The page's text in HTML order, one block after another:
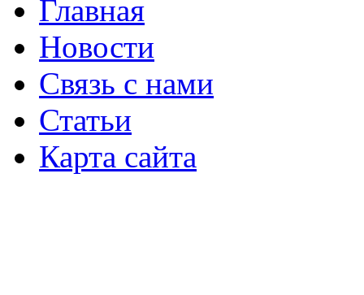
Главная
Новости
Связь с нами
Статьи
Карта сайта